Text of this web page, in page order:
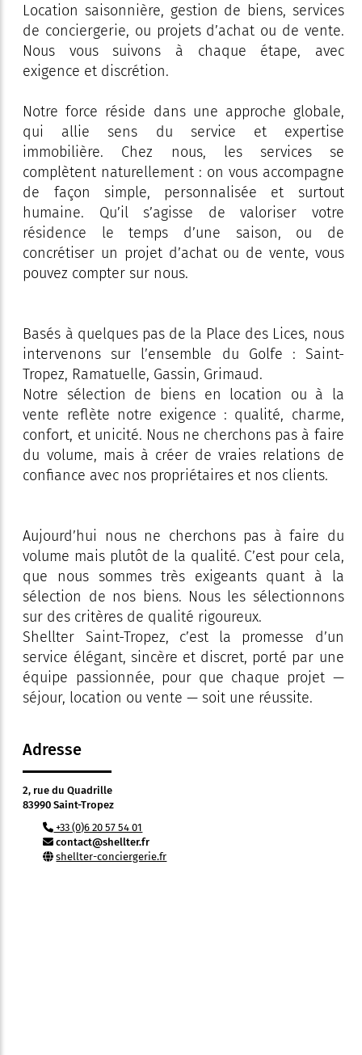
Location saisonnière, gestion de biens, services
de conciergerie, ou projets d’achat ou de vente.
Nous vous suivons à chaque étape, avec
exigence et discrétion.
Notre force réside dans une approche globale,
qui allie sens du service et expertise
immobilière. Chez nous, les services se
complètent naturellement : on vous accompagne
de façon simple, personnalisée et surtout
humaine. Qu’il s’agisse de valoriser votre
résidence le temps d’une saison, ou de
concrétiser un projet d’achat ou de vente, vous
pouvez compter sur nous.
Basés à quelques pas de la Place des Lices, nous
intervenons sur l’ensemble du Golfe : Saint-
Tropez, Ramatuelle, Gassin, Grimaud.
Notre sélection de biens en location ou à la
vente reflète notre exigence : qualité, charme,
confort, et unicité. Nous ne cherchons pas à faire
du volume, mais à créer de vraies relations de
confiance avec nos propriétaires et nos clients.
Aujourd’hui nous ne cherchons pas à faire du
volume mais plutôt de la qualité. C’est pour cela,
que nous sommes très exigeants quant à la
sélection de nos biens. Nous les sélectionnons
sur des critères de qualité rigoureux.
Shellter Saint-Tropez, c’est la promesse d’un
service élégant, sincère et discret, porté par une
équipe passionnée, pour que chaque projet —
séjour, location ou vente — soit une réussite.
Adresse
2, rue du Quadrille
83990 Saint-Tropez
+33 (0)6 20 57 54 01
contact@shellter.fr
shellter-conciergerie.fr